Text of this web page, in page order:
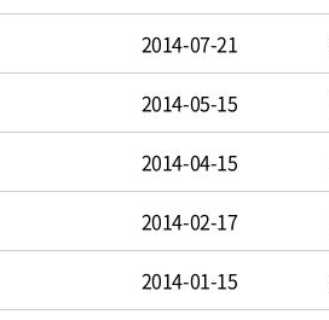
2014-07-21
2014-05-15
2014-04-15
2014-02-17
2014-01-15